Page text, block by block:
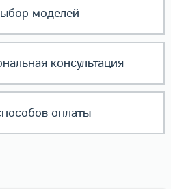
моделей
консультация
оплаты